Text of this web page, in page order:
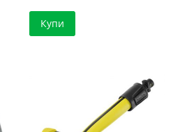
Купи